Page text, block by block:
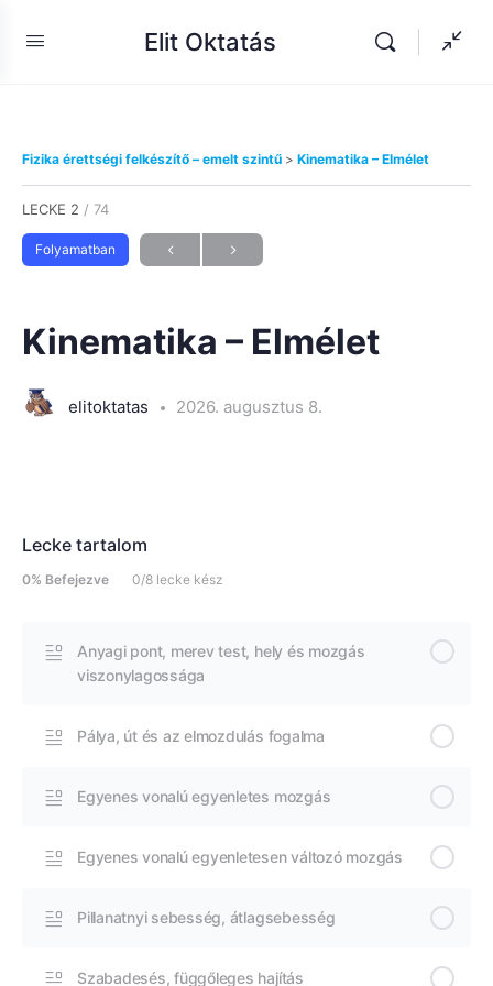
Elit Oktatás
Fizika érettségi felkészítő – emelt szintű Kinematika – Elmélet
LECKE 2 / 74
Folyamatban
Kinematika – Elmélet
elitoktatas 2026. augusztus 8.
Lecke tartalom
0% Befejezve 0/8 lecke kész
Anyagi pont, merev test, hely és mozgás
viszonylagossága
Pálya, út és az elmozdulás fogalma
Egyenes vonalú egyenletes mozgás
Egyenes vonalú egyenletesen változó mozgás
Pillanatnyi sebesség, átlagsebesség
Szabadesés, függőleges hajítás